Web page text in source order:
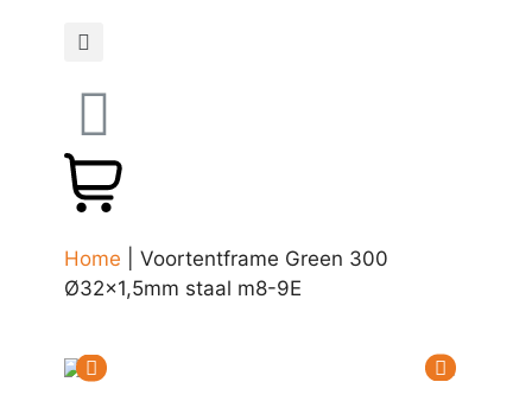
Home
Voortentframe Green 300
Ø32×1,5mm staal m8-9E